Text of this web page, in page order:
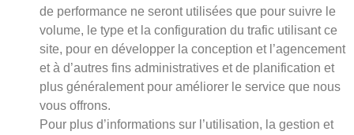
de performance ne seront utilisées que pour suivre le
volume, le type et la configuration du trafic utilisant ce
site, pour en développer la conception et l’agencement
et à d’autres fins administratives et de planification et
plus généralement pour améliorer le service que nous
vous offrons.
Pour plus d’informations sur l’utilisation, la gestion et